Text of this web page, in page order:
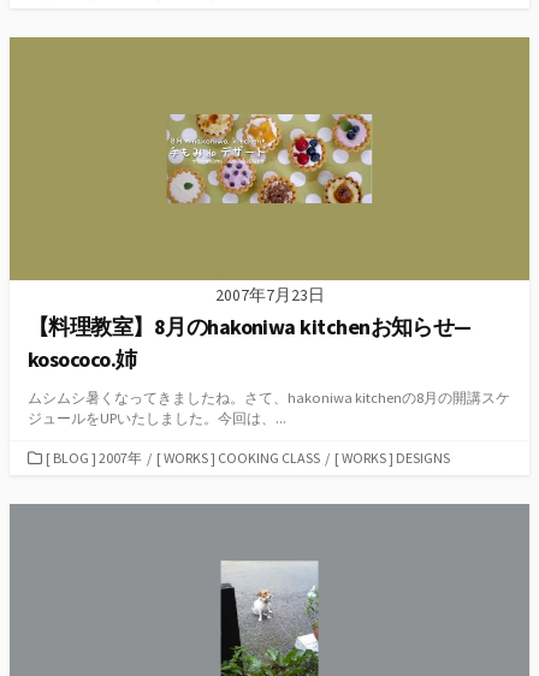
ゴ
2007年7月23日
【料理教室】8月のhakoniwa kitchenお知らせ—
kosococo.姉
ムシムシ暑くなってきましたね。さて、hakoniwa kitchenの8月の開講スケ
ジュールをUPいたしました。今回は、...
カ
ゴ
[ BLOG ] 2007年 / [ WORKS ] COOKING CLASS / [ WORKS ] DESIGNS